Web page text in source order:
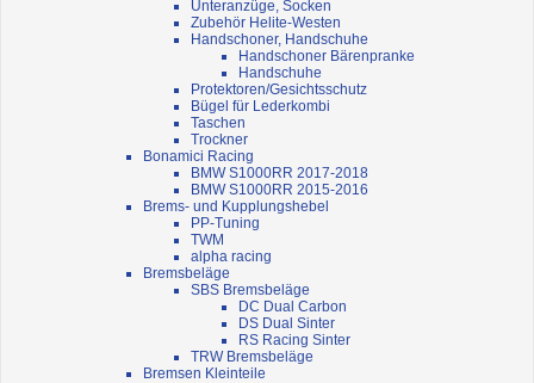
Unteranzüge, Socken
Zubehör Helite-Westen
Handschoner, Handschuhe
Handschoner Bärenpranke
Handschuhe
Protektoren/Gesichtsschutz
Bügel für Lederkombi
Taschen
Trockner
Bonamici Racing
BMW S1000RR 2017-2018
BMW S1000RR 2015-2016
Brems- und Kupplungshebel
PP-Tuning
TWM
alpha racing
Bremsbeläge
SBS Bremsbeläge
DC Dual Carbon
DS Dual Sinter
RS Racing Sinter
TRW Bremsbeläge
Bremsen Kleinteile